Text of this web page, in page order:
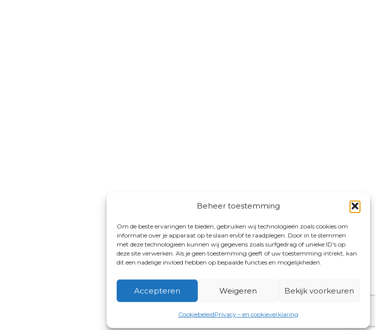
Beheer toestemming
Om de beste ervaringen te bieden, gebruiken wij technologieën zoals cookies om
informatie over je apparaat op te slaan en/of te raadplegen. Door in te stemmen
met deze technologieën kunnen wij gegevens zoals surfgedrag of unieke ID's op
deze site verwerken. Als je geen toestemming geeft of uw toestemming intrekt, kan
dit een nadelige invloed hebben op bepaalde functies en mogelijkheden.
Accepteren Weigeren Bekijk voorkeuren
CookiebeleidPrivacy – en cookieverklaring